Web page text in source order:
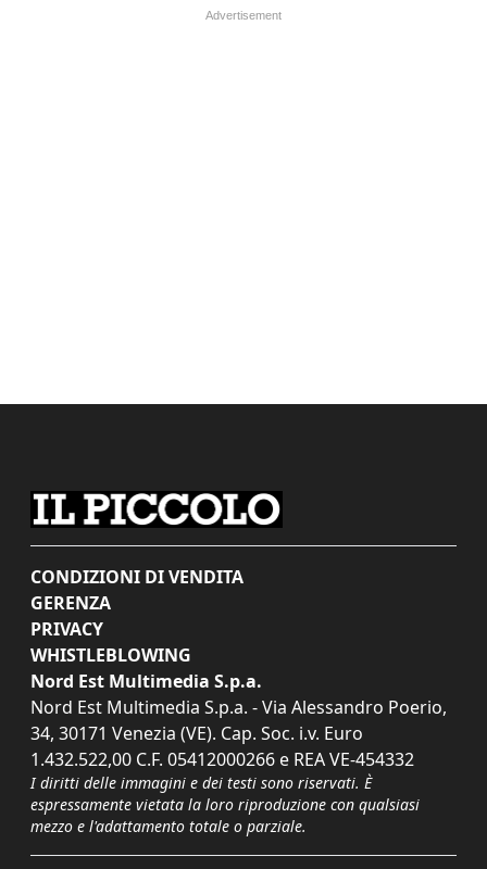
CONDIZIONI DI VENDITA
GERENZA
PRIVACY
WHISTLEBLOWING
Nord Est Multimedia S.p.a.
Nord Est Multimedia S.p.a. - Via Alessandro Poerio,
34, 30171 Venezia (VE). Cap. Soc. i.v. Euro
1.432.522,00 C.F. 05412000266 e REA VE-454332
I diritti delle immagini e dei testi sono riservati. È
espressamente vietata la loro riproduzione con qualsiasi
mezzo e l'adattamento totale o parziale.